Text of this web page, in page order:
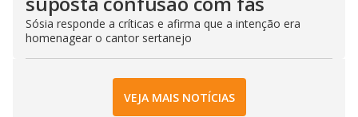
Sósia responde a críticas e afirma que a intenção era
homenagear o cantor sertanejo
VEJA MAIS NOTÍCIAS